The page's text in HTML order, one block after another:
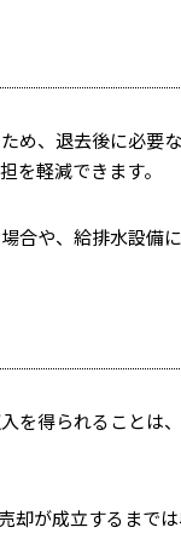
め、退去後に必要
を軽減できます。
合や、給排水設備
を得られることは
が成立するまで